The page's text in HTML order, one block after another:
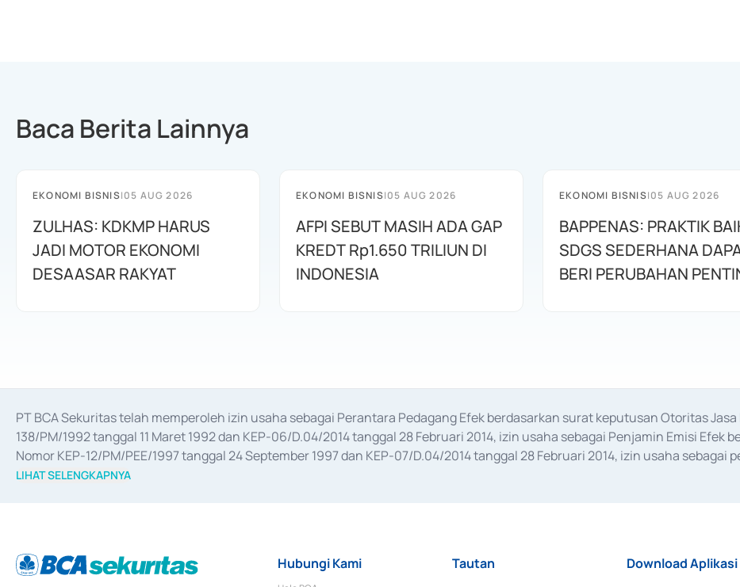
Baca Berita Lainnya
EKONOMI BISNIS|05 AUG 2026
ZULHAS: KDKMP HARUS
JADI MOTOR EKONOMI
DESAASAR RAKYAT
EKONOMI BISNIS|05 AUG 2026
AFPI SEBUT MASIH ADA GAP
KREDT Rp1.650 TRILIUN DI
INDONESIA
EKONOMI BISNIS|05 AUG 2026
BAPPENAS: PRAKTIK
SDGS SEDERHANA
BERI PERUBAHAN
PT BCA Sekuritas telah memperoleh izin usaha sebagai Perantara Pedagang Efek berdasarkan surat keputusan Otoritas
138/PM/1992 tanggal 11 Maret 1992 dan KEP-06/D.04/2014 tanggal 28 Februari 2014, izin usaha sebagai Penjamin Emisi
Nomor KEP-12/PM/PEE/1997 tanggal 24 September 1997 dan KEP-07/D.04/2014 tanggal 28 Februari 2014, izin usaha sebagai
merger, akuisisi, divestasi, dan
LIHAT SELENGKAPNYA
Hubungi Kami Tautan Download Aplikasi